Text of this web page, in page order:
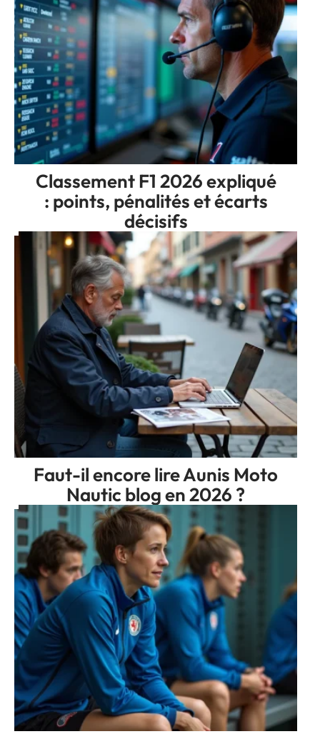
Classement F1 2026 expliqué
: points, pénalités et écarts
décisifs
Faut-il encore lire Aunis Moto
Nautic blog en 2026 ?